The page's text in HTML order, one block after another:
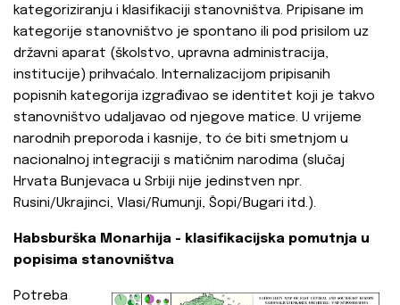
kategoriziranju i klasifikaciji stanovništva. Pripisane im
kategorije stanovništvo je spontano ili pod prisilom uz
državni aparat (školstvo, upravna administracija,
institucije) prihvaćalo. Internalizacijom pripisanih
popisnih kategorija izgrađivao se identitet koji je takvo
stanovništvo udaljavao od njegove matice. U vrijeme
narodnih preporoda i kasnije, to će biti smetnjom u
nacionalnoj integraciji s matičnim narodima (slučaj
Hrvata Bunjevaca u Srbiji nije jedinstven npr.
Rusini/Ukrajinci, Vlasi/Rumunji, Šopi/Bugari itd.).
Habsburška Monarhija - klasifikacijska pomutnja u
popisima stanovništva
Potreba